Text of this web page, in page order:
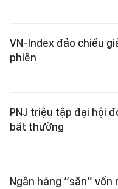
VN-Index đảo chiều
phiên
PNJ triệu tập đại hội
bất thường
Ngân hàng “săn” vốn